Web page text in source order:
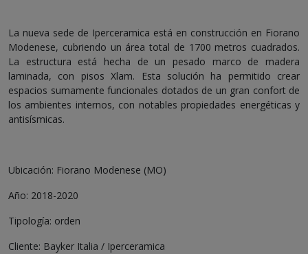
La nueva sede de Iperceramica está en construcción en Fiorano
Modenese, cubriendo un área total de 1700 metros cuadrados.
La estructura está hecha de un pesado marco de madera
laminada, con pisos Xlam. Esta solución ha permitido crear
espacios sumamente funcionales dotados de un gran confort de
los ambientes internos, con notables propiedades energéticas y
antisísmicas.
Ubicación: Fiorano Modenese (MO)
Año: 2018-2020
Tipología: orden
Cliente: Bayker Italia / Iperceramica